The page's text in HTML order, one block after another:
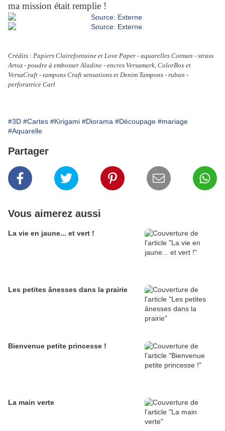
ma mission était remplie !
Crédits : Papiers Clairefontaine et Love Paper - aquarelles Cotman - strass
Artoz - poudre à embosser Aladine - encres Versamark, ColorBox et
VersaCraft - tampons Craft sensations et Denim Tampons - ruban -
perforatrice Carl
#3D #Cartes #Kirigami #Diorama #Découpage #mariage
#Aquarelle
Partager
Vous aimerez aussi
La vie en jaune... et vert !
Les petites ânesses dans la prairie
Bienvenue petite princesse !
La main verte